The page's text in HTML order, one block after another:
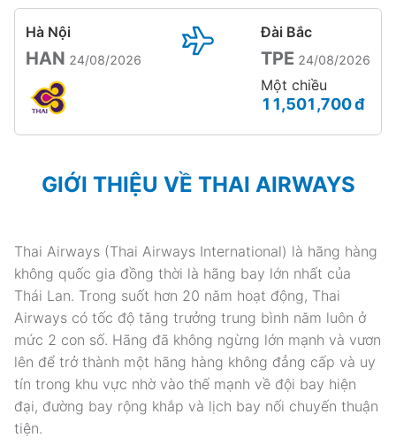
Hà Nội
HAN 24/08/2026
Đài Bắc
TPE 24/08/2026
Một chiều
11,501,700 đ
GIỚI THIỆU VỀ THAI AIRWAYS
Thai Airways (Thai Airways International) là hãng hàng
không quốc gia đồng thời là hãng bay lớn nhất của
Thái Lan. Trong suốt hơn 20 năm hoạt động, Thai
Airways có tốc độ tăng trưởng trung bình năm luôn ở
mức 2 con số. Hãng đã không ngừng lớn mạnh và vươn
lên để trở thành một hãng hàng không đẳng cấp và uy
tín trong khu vực nhờ vào thế mạnh về đội bay hiện
đại, đường bay rộng khắp và lịch bay nối chuyến thuận
tiện.